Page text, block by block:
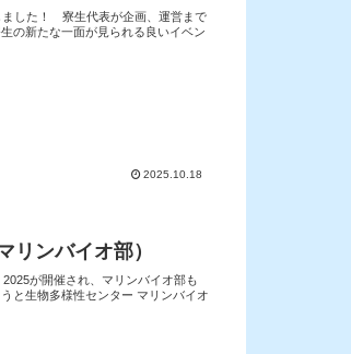
した！ 寮生代表が企画、運営まで
の新たな一面が見られる良いイベン
2025.10.18
ンバイオ部）
が開催され、マリンバイオ部も
と生物多様性センター マリンバイオ